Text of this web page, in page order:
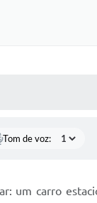
Tom de voz:
um carro